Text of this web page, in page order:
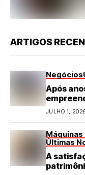
ARTIGOS
Negócios
Após
turismo
JULHO 1,
Últimas
A